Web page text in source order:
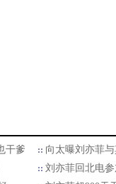
干爹
向太曝刘亦菲
刘亦菲回北电